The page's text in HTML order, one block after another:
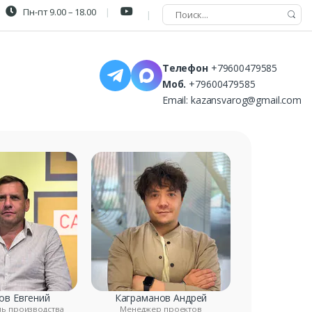
Пн-пт 9.00 – 18.00
Телефон +79600479585
Моб. +79600479585
Email: kazansvarog@gmail.com
Евгений
производства
Каграманов Андрей
Менеджер проектов